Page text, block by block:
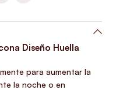
Diseño Huella
para aumentar la
la noche o en